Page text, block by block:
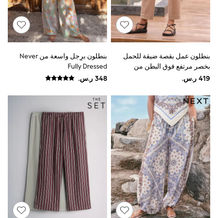
Joggers
adidas
Nike
All Girls Schoolwear
Dresses
Trousers
Skirts
Sweatshirts
Cardigans
Coats & Jackets
Underwear
Socks & Tights
Multipacks
All Girls Sports & Swimwear
Trainers & Pumps
Swimwear
Tops
Leggings
Shorts
Joggers
بنطلون عمل بقصة ضيقة للحمل
بخصر مرتفع فوق البطن من
Seraphine
بنطلون برِجل واسعة من Never
Fully Dressed